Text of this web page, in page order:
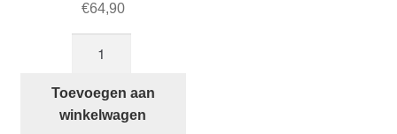
€64,90
Inch
STRIDA
Toevoegen aan
winkelwagen